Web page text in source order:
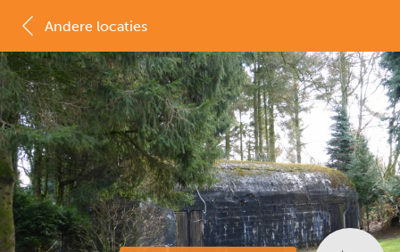
Andere locaties
MAP LIJST